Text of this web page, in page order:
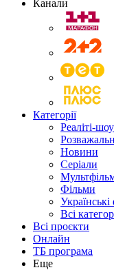
Канали
Категорії
Реаліті-шоу
Новини
Серіали
Фільми
Українські
Всі
Всі проєкти
Онлайн
ТБ програма
Еще